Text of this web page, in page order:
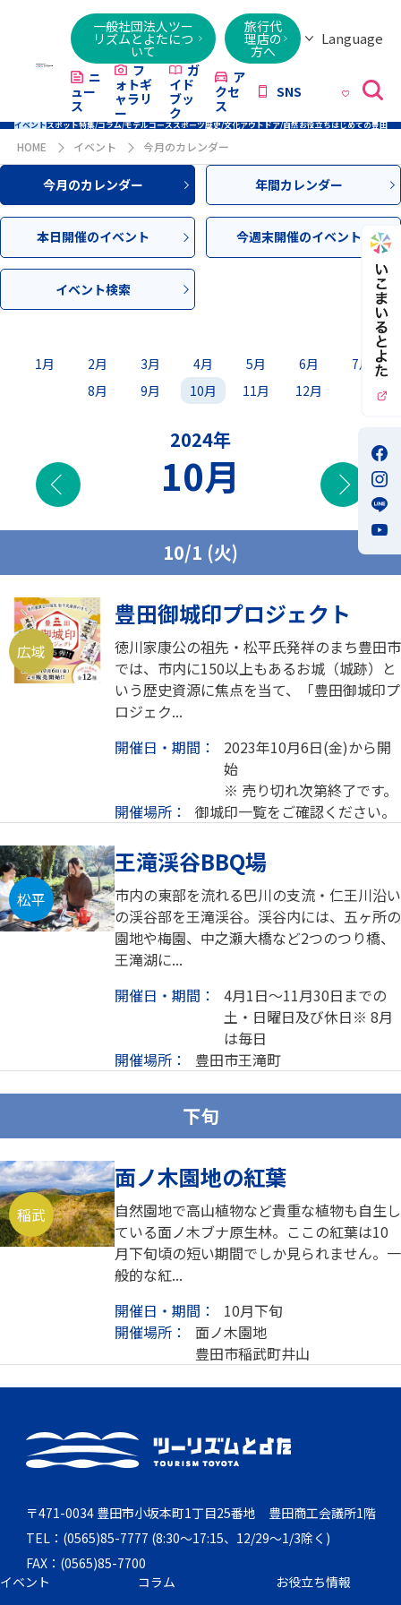
一般社団法人ツー
リズムとよたにつ
いて
旅行代
理店の
方へ
Language
Việt
ニ
ュー
ス
フ
ォトギ
ャラリ
ー
ガ
イド
ブッ
ク
ア
クセ
ス
SNS
イベントスポット特集/コラム/モデルコーススポーツ歴史/文化アウトドア/自然お役立ちはじめての豊田
HOME イベント 今月のカレンダー
今月のカレンダー 年間カレンダー
本日開催のイベント 今週末開催のイベント
イベント検索
1月 2月 3月 4月 5月 6月
7月
8月
9月 10月 11月 12月
2024年
10月 次の
10/1 (火)
広域
豊田御城印プロジェクト
徳川家康公の祖先・松平氏発祥のまち豊田市
では、市内に150以上もあるお城（城跡）と
いう歴史資源に焦点を当て、「豊田御城印プ
ロジェク...
開催日・期間：
2023年10月6日(金)から開
始
※ 売り切れ次第終了です。
開催場所：
御城印一覧をご確認ください。
松平
王滝渓谷BBQ場
市内の東部を流れる巴川の支流・仁王川沿い
の渓谷部を王滝渓谷。渓谷内には、五ヶ所の
園地や梅園、中之瀬大橋など2つのつり橋、
王滝湖に...
開催日・期間：
4月1日～11月30日までの
土・日曜日及び休日※ 8月
は毎日
開催場所：
豊田市王滝町
下旬
稲武
面ノ木園地の紅葉
自然園地で高山植物など貴重な植物も自生し
ている面ノ木ブナ原生林。ここの紅葉は10
月下旬頃の短い期間でしか見られません。一
般的な紅...
開催日・期間：
10月下旬
開催場所：
面ノ木園地
豊田市稲武町井山
〒471-0034 豊田市小坂本町1丁目25番地 豊田商工会議所1階
TEL：(0565)85-7777 (8:30～17:15、12/29～1/3除く)
FAX：(0565)85-7700
イベント
コラム
お役立ち情報